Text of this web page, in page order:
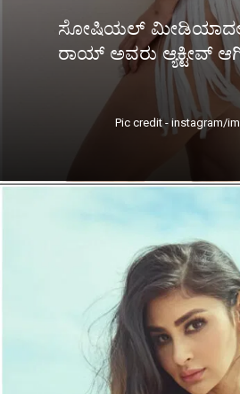
ಸೋಷಿಯಲ್
ರಾಯ್ ಅವರು ಆ್ಯಕ್ಟೀವ್
Pic credit - instagram/